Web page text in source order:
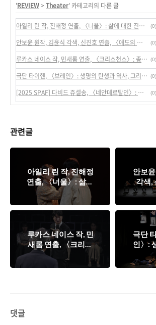
'REVIEW> Theater' 카테고리의 다른 글
아일리 린 작, 진해정 연출, 〈너울〉: 삶에 대한 진정한 선택에 대하여 (0)
안보윤 원작, 김윤식 각색, 신진호 연출, 〈애도의 방식〉 : 서사의 틈을 메우다 (0)
루카스 네이스 작, 민새롬 연출, 〈크리스천스〉: 종교적 믿음에 관한 근거를 다시 쓰기 (0)
극단 타이헨, 〈브레인〉: 생명의 탄생과 역사, 그리고 우연적 존재들의 분투를 기입하기 (0)
[2025 SPAF] 다비드 쥬셀송, 〈네안데르탈인〉: 인간의 주관적 언어들―과학, 역사, 사랑 (0)
관련글
아일리 린 작, 진해정
연출, 〈너울〉: 삶에
대한 진정한 선택에
대하여
안보
각색,
〈애도
루카스 네이스 작, 민
새롬 연출, 〈크리스
천스〉: 종교적 믿음
에 관한 근거를 다시
극단
인〉:
역사,
존재들
댓글